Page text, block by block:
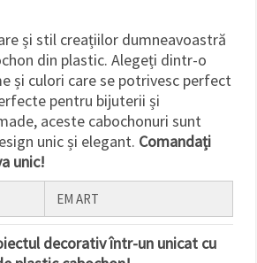
și stil creațiilor dumneavoastră
din plastic. Alegeți dintr-o
și culori care se potrivesc perfect
pentru bijuterii și
aceste cabochonuri sunt
unic și elegant. Comandați
unic!
EM ART
decorativ într-un unicat cu